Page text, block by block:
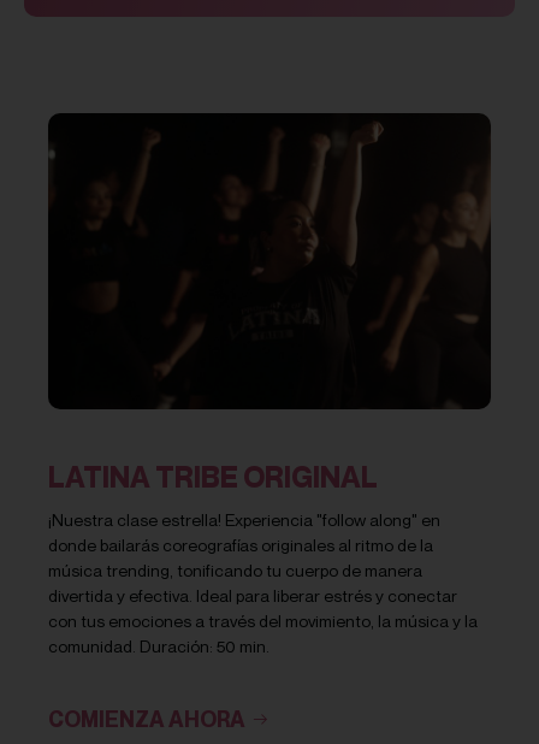
LATINA TRIBE ORIGINAL
¡Nuestra clase estrella! Experiencia "follow along" en
donde bailarás coreografías originales al ritmo de la
música trending, tonificando tu cuerpo de manera
divertida y efectiva. Ideal para liberar estrés y conectar
con tus emociones a través del movimiento, la música y la
comunidad. Duración: 50 min.
COMIENZA AHORA